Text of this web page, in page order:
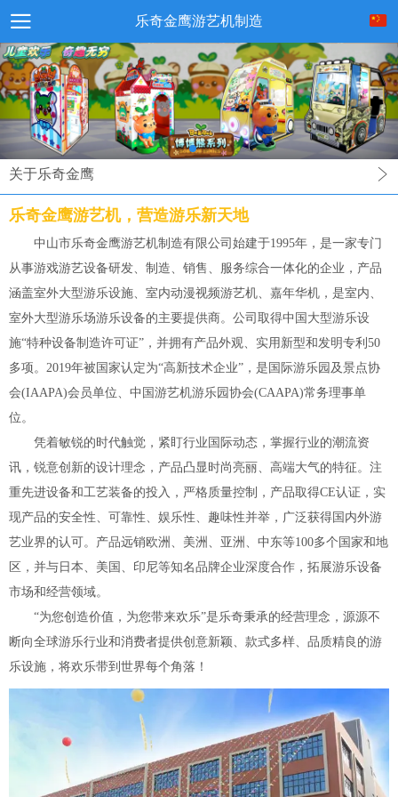
乐奇金鹰游艺机制造
关于乐奇金鹰
乐奇金鹰游艺机，营造游乐新天地
中山市乐奇金鹰游艺机制造有限公司始建于1995年，是一家专门
从事游戏游艺设备研发、制造、销售、服务综合一体化的企业，产品
涵盖室外大型游乐设施、室内动漫视频游艺机、嘉年华机，是室内、
室外大型游乐场游乐设备的主要提供商。公司取得中国大型游乐设
施“特种设备制造许可证”，并拥有产品外观、实用新型和发明专利50
多项。2019年被国家认定为“高新技术企业”，是国际游乐园及景点协
会(IAAPA)会员单位、中国游艺机游乐园协会(CAAPA)常务理事单
位。
凭着敏锐的时代触觉，紧盯行业国际动态，掌握行业的潮流资
讯，锐意创新的设计理念，产品凸显时尚亮丽、高端大气的特征。注
重先进设备和工艺装备的投入，严格质量控制，产品取得CE认证，实
现产品的安全性、可靠性、娱乐性、趣味性并举，广泛获得国内外游
艺业界的认可。产品远销欧洲、美洲、亚洲、中东等100多个国家和地
区，并与日本、美国、印尼等知名品牌企业深度合作，拓展游乐设备
市场和经营领域。
“为您创造价值，为您带来欢乐”是乐奇秉承的经营理念，源源不
断向全球游乐行业和消费者提供创意新颖、款式多样、品质精良的游
乐设施，将欢乐带到世界每个角落！